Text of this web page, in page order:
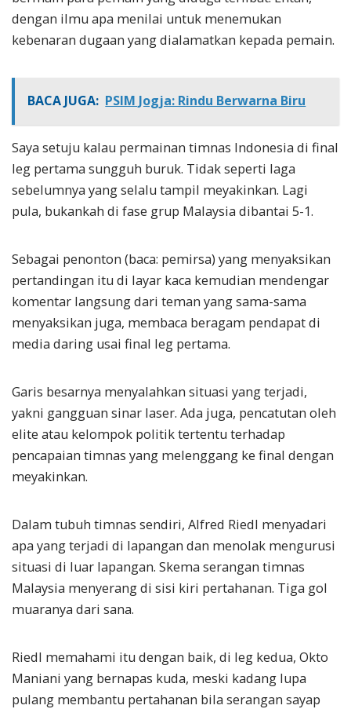
dengan ilmu apa menilai untuk menemukan
kebenaran dugaan yang dialamatkan kepada pemain.
BACA JUGA: PSIM Jogja: Rindu Berwarna Biru
Saya setuju kalau permainan timnas Indonesia di final
leg pertama sungguh buruk. Tidak seperti laga
sebelumnya yang selalu tampil meyakinkan. Lagi
pula, bukankah di fase grup Malaysia dibantai 5-1.
Sebagai penonton (baca: pemirsa) yang menyaksikan
pertandingan itu di layar kaca kemudian mendengar
komentar langsung dari teman yang sama-sama
menyaksikan juga, membaca beragam pendapat di
media daring usai final leg pertama.
Garis besarnya menyalahkan situasi yang terjadi,
yakni gangguan sinar laser. Ada juga, pencatutan oleh
elite atau kelompok politik tertentu terhadap
pencapaian timnas yang melenggang ke final dengan
meyakinkan.
Dalam tubuh timnas sendiri, Alfred Riedl menyadari
apa yang terjadi di lapangan dan menolak mengurusi
situasi di luar lapangan. Skema serangan timnas
Malaysia menyerang di sisi kiri pertahanan. Tiga gol
muaranya dari sana.
Riedl memahami itu dengan baik, di leg kedua, Okto
Maniani yang bernapas kuda, meski kadang lupa
pulang membantu pertahanan bila serangan sayap